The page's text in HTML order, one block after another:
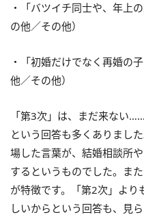
・「バツイチ同士や、年上
の他／その他）
・「初婚だけでなく再婚の
他／その他）
「第3次」は、まだ来ない
という回答も多くありまし
場した言葉が、結婚相談所
するというものでした。ま
が特徴です。「第2次」よ
しいからという回答も、見